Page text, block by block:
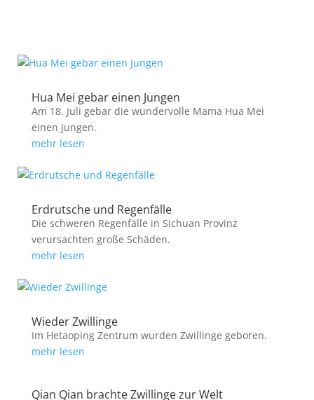
Hua Mei gebar einen Jungen
Am 18. Juli gebar die wundervolle Mama Hua Mei
einen Jungen.
mehr lesen
Erdrutsche und Regenfälle
Die schweren Regenfälle in Sichuan Provinz
verursachten große Schäden.
mehr lesen
Wieder Zwillinge
Im Hetaoping Zentrum wurden Zwillinge geboren.
mehr lesen
Qian Qian brachte Zwillinge zur Welt